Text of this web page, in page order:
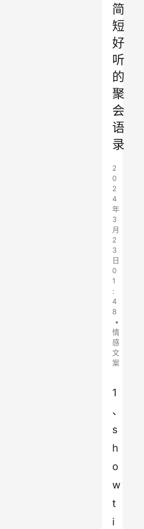
简
短
好
听
的
聚
会
语
录
2
0
2
4
年
3
月
2
3
日
0
1
:
4
8
•
情
感
文
案
1
、
s
h
o
w
t
i